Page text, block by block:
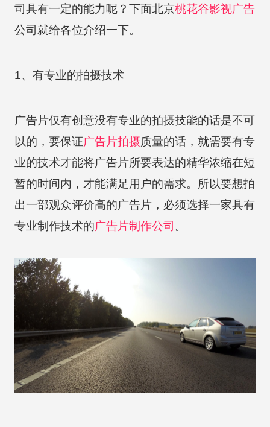
司具有一定的能力呢？下面北京桃花谷影视广告
公司就给各位介绍一下。
1、有专业的拍摄技术
广告片仅有创意没有专业的拍摄技能的话是不可
以的，要保证广告片拍摄质量的话，就需要有专
业的技术才能将广告片所要表达的精华浓缩在短
暂的时间内，才能满足用户的需求。所以要想拍
出一部观众评价高的广告片，必须选择一家具有
专业制作技术的广告片制作公司 。